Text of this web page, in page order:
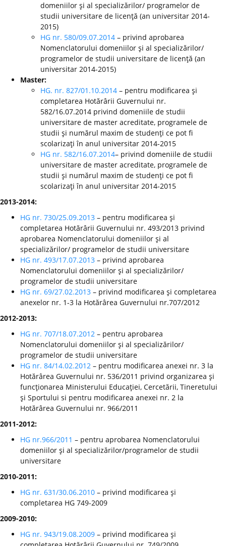
domeniilor şi al specializărilor/ programelor de
studii universitare de licenţă (an universitar 2014-
2015)
HG nr. 580/09.07.2014 – privind aprobarea
Nomenclatorului domeniilor şi al specializărilor/
programelor de studii universitare de licenţă (an
universitar 2014-2015)
Master:
HG. nr. 827/01.10.2014 – pentru modificarea şi
completarea Hotărârii Guvernului nr.
582/16.07.2014 privind domeniile de studii
universitare de master acreditate, programele de
studii şi numărul maxim de studenţi ce pot fi
scolarizaţi în anul universitar 2014-2015
HG nr. 582/16.07.2014– privind domeniile de studii
universitare de master acreditate, programele de
studii şi numărul maxim de studenţi ce pot fi
scolarizaţi în anul universitar 2014-2015
2013-2014:
HG nr. 730/25.09.2013 – pentru modificarea şi
completarea Hotărârii Guvernului nr. 493/2013 privind
aprobarea Nomenclatorului domeniilor şi al
specializărilor/ programelor de studii universitare
HG nr. 493/17.07.2013 – privind aprobarea
Nomenclatorului domeniilor şi al specializărilor/
programelor de studii universitare
HG nr. 69/27.02.2013 – privind modificarea şi completarea
anexelor nr. 1-3 la Hotărârea Guvernului nr.707/2012
2012-2013:
HG nr. 707/18.07.2012 – pentru aprobarea
Nomenclatorului domeniilor şi al specializărilor/
programelor de studii universitare
HG nr. 84/14.02.2012 – pentru modificarea anexei nr. 3 la
Hotărârea Guvernului nr. 536/2011 privind organizarea şi
funcţionarea Ministerului Educaţiei, Cercetării, Tineretului
şi Sportului si pentru modificarea anexei nr. 2 la
Hotărârea Guvernului nr. 966/2011
2011-2012:
HG nr.966/2011 – pentru aprobarea Nomenclatorului
domeniilor şi al specializărilor/programelor de studii
universitare
2010-2011:
HG nr. 631/30.06.2010 – privind modificarea şi
completarea HG 749-2009
2009-2010:
HG nr. 943/19.08.2009 – privind modificarea şi